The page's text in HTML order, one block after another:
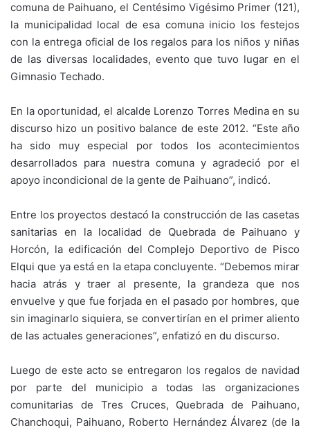
comuna de Paihuano, el Centésimo Vigésimo Primer (121),
la municipalidad local de esa comuna inicio los festejos
con la entrega oficial de los regalos para los niños y niñas
de las diversas localidades, evento que tuvo lugar en el
Gimnasio Techado.
En la oportunidad, el alcalde Lorenzo Torres Medina en su
discurso hizo un positivo balance de este 2012. “Este año
ha sido muy especial por todos los acontecimientos
desarrollados para nuestra comuna y agradeció por el
apoyo incondicional de la gente de Paihuano”, indicó.
Entre los proyectos destacó la construcción de las casetas
sanitarias en la localidad de Quebrada de Paihuano y
Horcón, la edificación del Complejo Deportivo de Pisco
Elqui que ya está en la etapa concluyente. “Debemos mirar
hacia atrás y traer al presente, la grandeza que nos
envuelve y que fue forjada en el pasado por hombres, que
sin imaginarlo siquiera, se convertirían en el primer aliento
de las actuales generaciones”, enfatizó en du discurso.
Luego de este acto se entregaron los regalos de navidad
por parte del municipio a todas las organizaciones
comunitarias de Tres Cruces, Quebrada de Paihuano,
Chanchoqui, Paihuano, Roberto Hernández Álvarez (de la